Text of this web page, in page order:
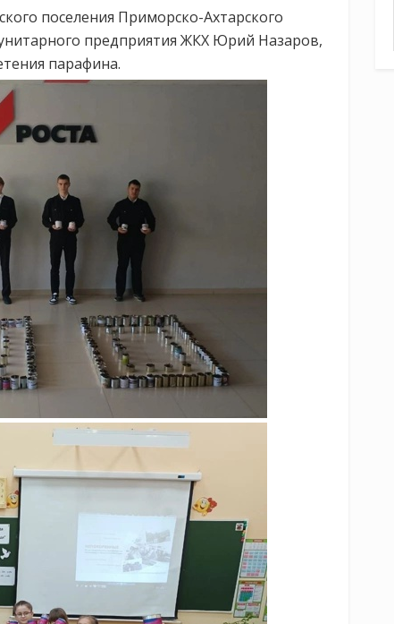
поселения Приморско-Ахтарского
предприятия ЖКХ Юрий Назаров,
парафина.